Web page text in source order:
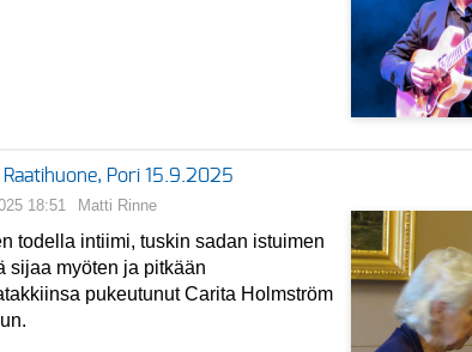
Pori 15.9.2025
18:51 Matti Rinne
todella intiimi, tuskin sadan istuimen
sijaa myöten ja pitkään
pukeutunut Carita Holmström